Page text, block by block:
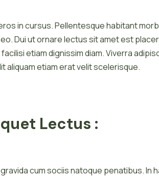
in cursus. Pellentesque habitant
Dui ut ornare lectus sit amet est
etiam dignissim diam. Viverra
aliquam etiam erat velit scelerisque.
Lectus :
cum sociis natoque penatibus. In